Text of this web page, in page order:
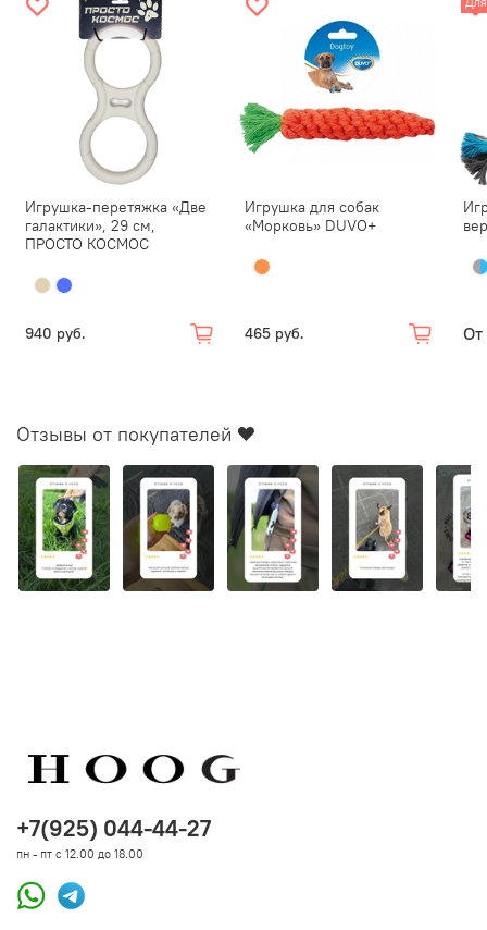
Игрушка-перетяжка «Две
галактики», 29 см,
ПРОСТО КОСМОС
940 руб.
Игрушка для собак
«Морковь» DUVO+
465 руб. От
Отзывы от покупателей ❤️
+7(925) 044-44-27
пн - пт с 12.00 до 18.00